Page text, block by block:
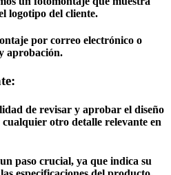
logotipo del cliente.
por correo electrónico o
aprobación.
de revisar y aprobar el diseño
otro detalle relevante en
paso crucial, ya que indica su